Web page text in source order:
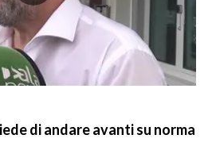
di andare avanti su norma